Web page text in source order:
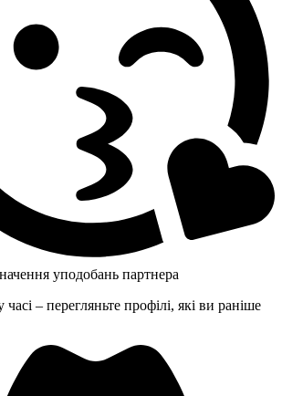
уподобань партнера
– перегляньте профілі, які ви раніше